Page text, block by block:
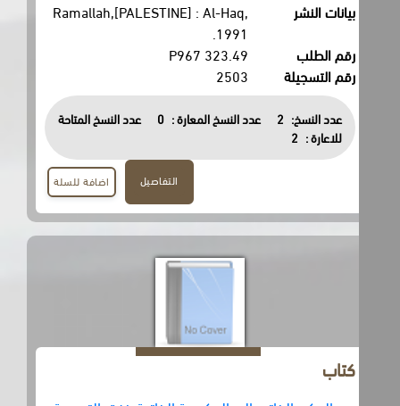
بيانات النشر
Ramallah,[PALESTINE] : Al-Haq,
رقم الطلب
323.49 P967
رقم التسجيلة
2503
عدد النسخ: 2 عدد النسخ المعارة : 0
عدد النسخ المتاحة
للاعارة :
2
اضافة للسلة